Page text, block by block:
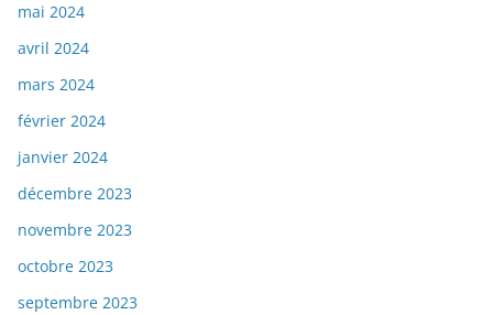
mai 2024
avril 2024
mars 2024
février 2024
janvier 2024
décembre 2023
novembre 2023
octobre 2023
septembre 2023